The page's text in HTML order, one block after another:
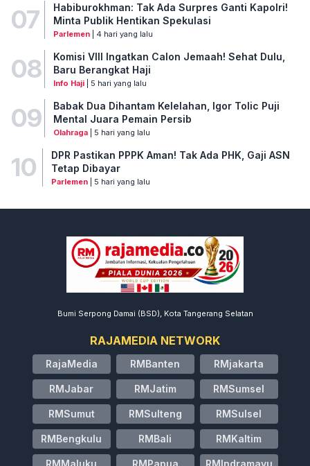
07
Habiburokhman: Tak Ada Surpres Ganti Kapolri!
Minta Publik Hentikan Spekulasi
Parlemen| 4 hari yang lalu
08
Komisi VIII Ingatkan Calon Jemaah! Sehat Dulu,
Baru Berangkat Haji
Info Haji| 5 hari yang lalu
09
Babak Dua Dihantam Kelelahan, Igor Tolic Puji
Mental Juara Pemain Persib
Olahraga| 5 hari yang lalu
10
DPR Pastikan PPPK Aman! Tak Ada PHK, Gaji ASN
Tetap Dibayar
Parlemen| 5 hari yang lalu
Bumi Serpong Damai (BSD), Kota Tangerang Selatan
RAJAMEDIA NETWORK
RajaMedia RMBanten RMjakarta
RMJabar RMJatim RMSumsel
RMSumut RMSulteng RMSulsel
RMBengkulu RMBali RMKaltim
RMMaluku RMPapua RMIndramayu